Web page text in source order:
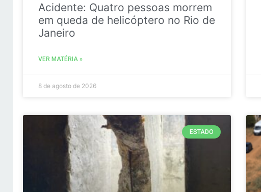
Acidente: Quatro pessoas morrem
em queda de helicóptero no Rio de
Janeiro
VER MATÉRIA »
8 de agosto de 2026
ESTADO